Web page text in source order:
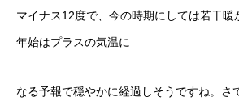
マイナス12度で、今の時期にしては若干暖
年始はプラスの気温に
なる予報で穏やかに経過しそうですね。さ